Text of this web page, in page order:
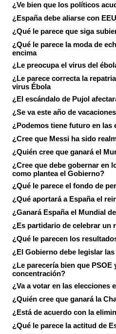
¿Ve bien que los políticos
¿España debe aliarse con
¿Qué le parece que siga
¿Qué le parece la moda de
encima
¿Le preocupa el virus del
¿Le parece correcta la
virus Ébola
¿El escándalo de Pujol
¿Se va este año de
¿Podemos tiene futuro en
¿Cree que Messi ha sido
¿Quién cree que ganará el
¿Cree que debe gobernar en
como plantea el Gobierno?
¿Qué le parece el fondo de
¿Qué aportará a España el
¿Ganará España el Mundial
¿Es partidario de celebrar un
¿Qué le parecen los
¿El Gobierno debe legislar
¿Le parecería bien que
concentración?
¿Va a votar en las elecciones
¿Quién cree que ganará la
¿Está de acuerdo con la
¿Qué le parece la actitud de